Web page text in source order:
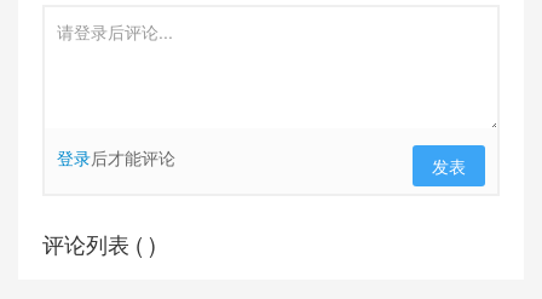
登录后才能评论 发表
评论列表 ( )